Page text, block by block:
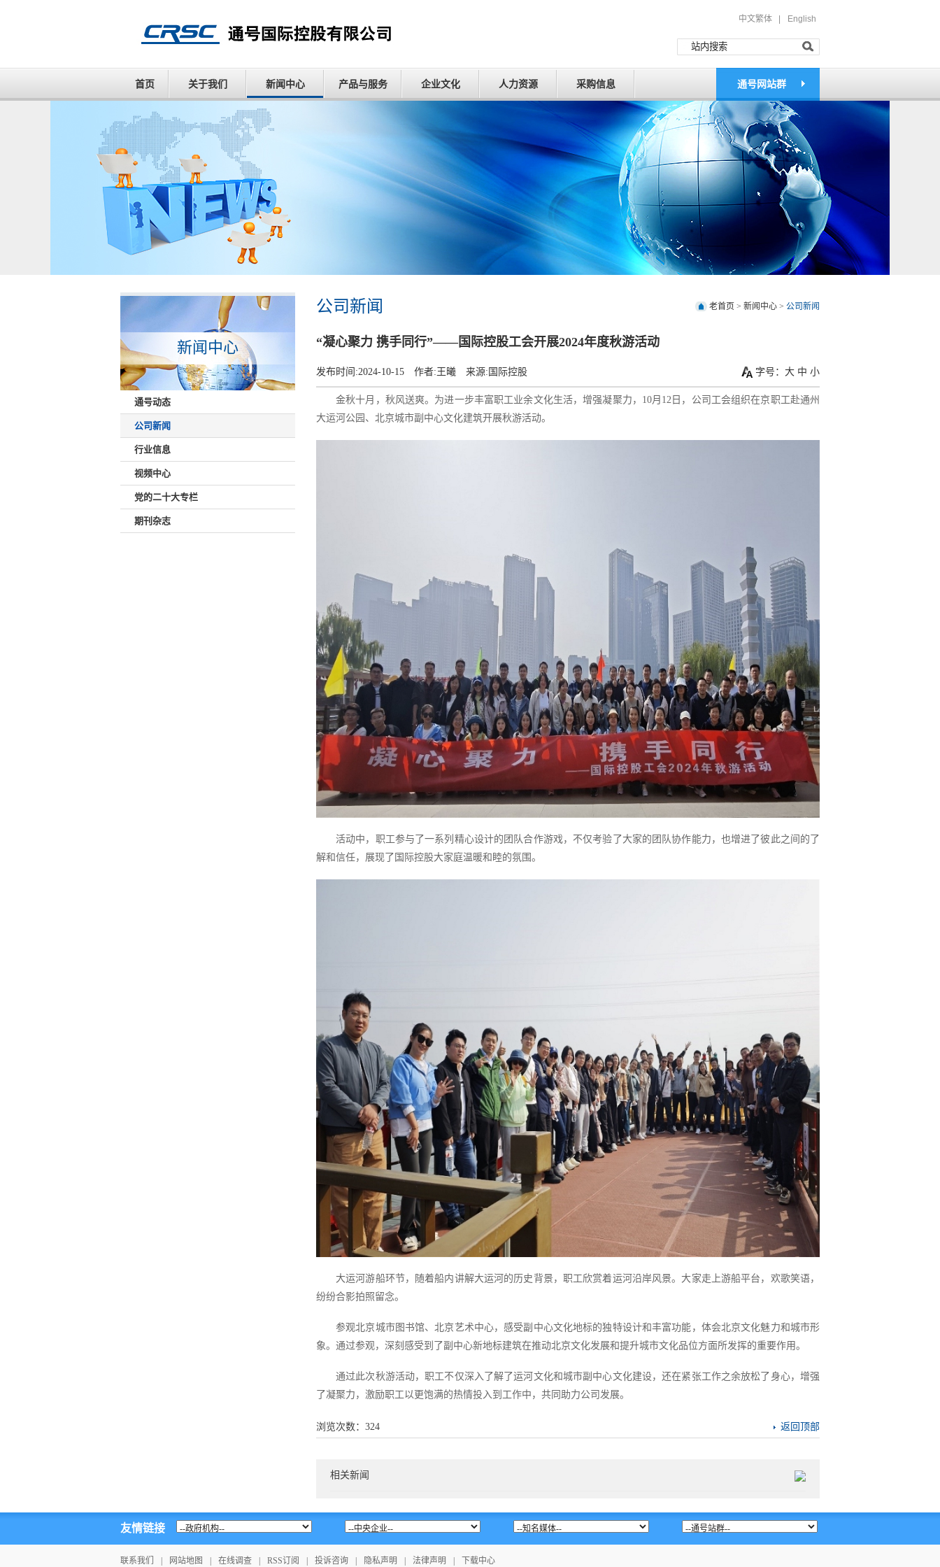
中文繁体 | English
首页 关于我们 新闻中心 产品与服务 企业文化 人力资源 采购信息 通号网站群
新闻中心
通号动态
公司新闻
行业信息
视频中心
党的二十大专栏
期刊杂志
老首页 > 新闻中心 > 公司新闻
公司新闻
“凝心聚力 携手同行”——国际控股工会开展2024年度秋游活动
发布时间:2024-10-15 作者: 王曦 来源: 国际控股 字号： 大 中 小
金秋十月，秋风送爽。为进一步丰富职工业余文化生活，增强凝聚力，10月12日，公司工会组织在京职工赴通州
大运河公园、北京城市副中心文化建筑开展秋游活动。
活动中，职工参与了一系列精心设计的团队合作游戏，不仅考验了大家的团队协作能力，也增进了彼此之间的了
解和信任，展现了国际控股大家庭温暖和睦的氛围。
大运河游船环节，随着船内讲解大运河的历史背景，职工欣赏着运河沿岸风景。大家走上游船平台，欢歌笑语，
纷纷合影拍照留念。
参观北京城市图书馆、北京艺术中心，感受副中心文化地标的独特设计和丰富功能，体会北京文化魅力和城市形
象。通过参观，深刻感受到了副中心新地标建筑在推动北京文化发展和提升城市文化品位方面所发挥的重要作用。
通过此次秋游活动，职工不仅深入了解了运河文化和城市副中心文化建设，还在紧张工作之余放松了身心，增强
了凝聚力，激励职工以更饱满的热情投入到工作中，共同助力公司发展。
浏览次数： 324 返回顶部
相关新闻
友情链接
联系我们 网站地图 在线调查 RSS订阅 投诉咨询 隐私声明 法律声明 下载中心